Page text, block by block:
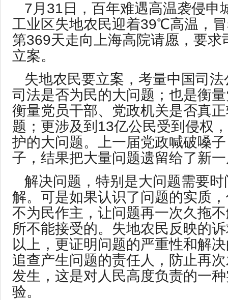
7月31日，百年难遇高温袭侵申
工业区失地农民迎着39℃高温，
第369天走向上海高院请愿，要求
立案。
失地农民要立案，考量中国司
司法是否为民的大问题；也是衡
衡量党员干部、党政机关是否真
题；更涉及到13亿公民受到侵权
护的大问题。上一届党政喊破嗓
子，结果把大量问题遗留给了新
解决问题，特别是大问题需要
解。可是如果认识了问题的实质
不为民作主，让问题再一次久拖
所不能接受的。失地农民反映的
以上，更证明问题的严重性和解
追查产生问题的责任人，防止再
发生，这是对人民高度负责的一
验。